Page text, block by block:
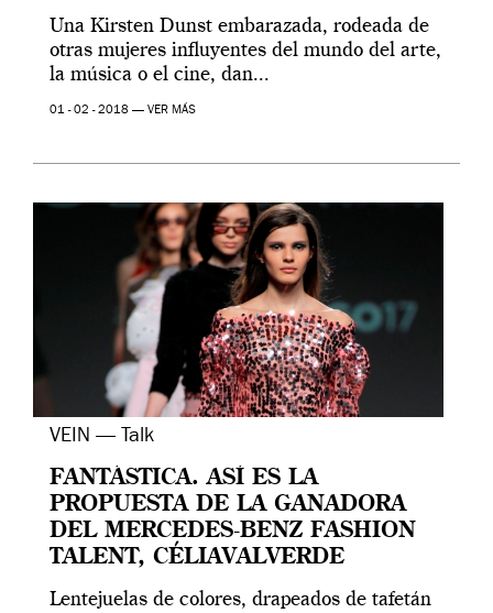
Una Kirsten Dunst embarazada, rodeada de
otras mujeres influyentes del mundo del arte,
la música o el cine, dan...
01 - 02 - 2018 — VER MÁS
VEIN — Talk
FANTÁSTICA. ASÍ ES LA
PROPUESTA DE LA GANADORA
DEL MERCEDES-BENZ FASHION
TALENT, CÉLIAVALVERDE
Lentejuelas de colores, drapeados de tafetán